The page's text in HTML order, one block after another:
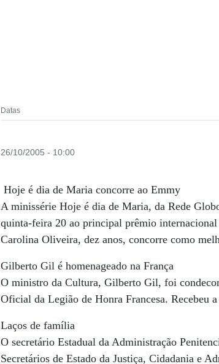
Datas
26/10/2005 - 10:00
Hoje é dia de Maria concorre ao Emmy
A minissérie Hoje é dia de Maria, da Rede
quinta-feira 20 ao principal prêmio
Carolina Oliveira, dez anos, concorre como
Gilberto Gil é homenageado na França
O ministro da Cultura, Gilberto Gil, foi
Oficial da Legião de Honra Francesa. Recebeu
Laços de família
O secretário Estadual da Administração
Secretários de Estado da Justiça, Cidadania e